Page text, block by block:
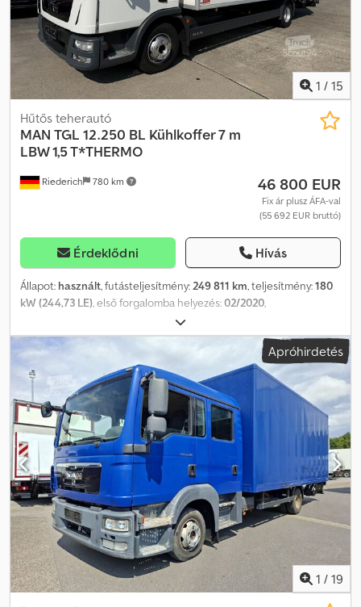
1 / 15
Riederich 780 km
Hűtős teherautó
MAN TGL 12.250 BL Kühlkoffer 7 m
LBW 1,5 T*THERMO
46 800 EUR
Fix ár plusz ÁFA-val
(55 692 EUR bruttó)
Érdeklődni Hívás
Állapot: használt, futásteljesítmény:249 811 km, teljesítmény:180
kW (244,73 LE), első forgalomba helyezés:02/2020,
, össztömeg:
2 tengely, következő vizsga (TÜV):02/2027, szín:fehér, hajtástípus:
automata
Euro 6 , rakodótér térfogata:38 m³,
raktér hossza:
7 000 mm, rakodótér szélesség:2 460 mm
raktérmagasság:2 200 mm , Gyártási év:2020 , Felszereltség:ABS,
elektronikus stabilitásprogram (ESP), emelőhátfal
, TGL 12.250 BL
hűtőfelépítményes teherautó, 7 m, BÄR 1,5 tonnás rakodórámpával.
* THERMOKING T-800 R (dízelmotor) és álló hűtés 380 V-os
elektromos rendszerrel * Jobb oldali hátsó ajtó * MOTOR EURO 6
D kivitel * Járműazonosító szám ügyfélek részére: 4770 *
Differenciálzár, hátsó tengely * Sávtartó asszisztens * MOTOR
EURO VI, D kivitel * Környezetvédelmi matrica (zöld) * Elektronikus
stabilitásvezérlő rendszer (ESP) * Légrugózás, hátsó tengely *
Rakodórámpa * Sebességtartó automatika * Hegymeneti indulási
segédfunkció * Elektromos ablakemelő, vezető- és utasoldali ajtó
* ABS fékrendszer * Kétüléses * Motorfék, nyomásmérővel
vezérelt * Ülésfűtés, vezető számára * Komfort csomag,
Apróhirdetés
1 / 19